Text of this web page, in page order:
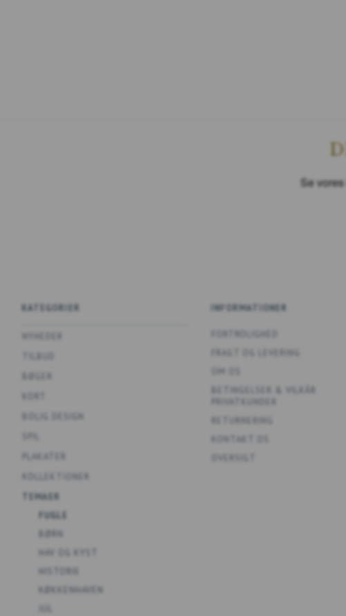
KATEGORIER
PLAKATER
TEMAER
FUGLE
BØRN
HAV OG KYST
KØKKENHAVEN
INFORMATIONER
OM OS
KONTAKT OS